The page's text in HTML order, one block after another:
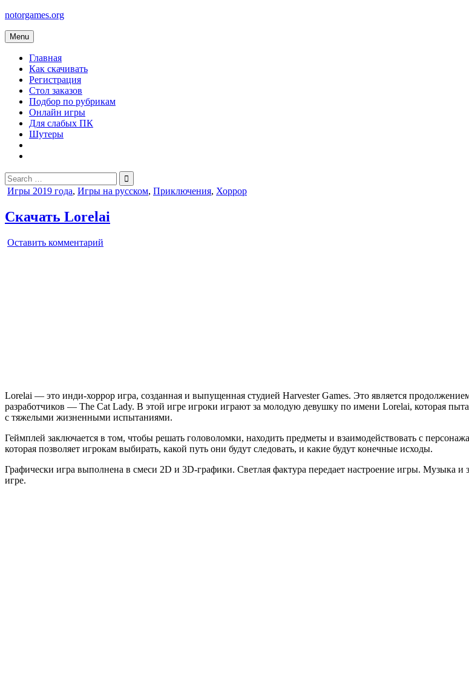
Skip
content
notorgames.org
Menu
Главная
Как скачивать
Регистрация
Стол заказов
Подбор по рубрикам
Онлайн игры
Для слабых ПК
Шутеры
Search
for:
Posted
Игры 2019 года, Игры на русском, Приключения, Хоррор
Скачать Lorelai
Оставить комментарий
Lorelai — это инди-хоррор игра, созданная и выпущенная студией Harvester Games. Это является
разработчиков — The Cat Lady. В этой игре игроки играют за молодую девушку по имени Lorelai, которая
с тяжелыми жизненными испытаниями.
Геймплей заключается в том, чтобы решать головоломки, находить предметы и взаимодействовать с
которая позволяет игрокам выбирать, какой путь они будут следовать, и какие будут конечные исходы.
Графически игра выполнена в смеси 2D и 3D-графики. Светлая фактура передает настроение игры.
игре.